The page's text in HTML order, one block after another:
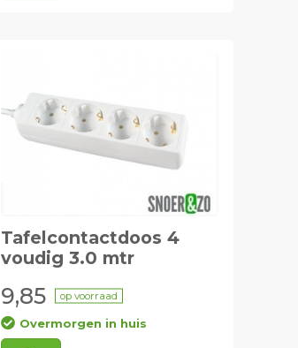
Tafelcontactdoos 4
voudig 3.0 mtr
9,85 op voorraad
Overmorgen in huis